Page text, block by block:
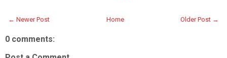
← Newer Post Older Post →
Home
0 comments: